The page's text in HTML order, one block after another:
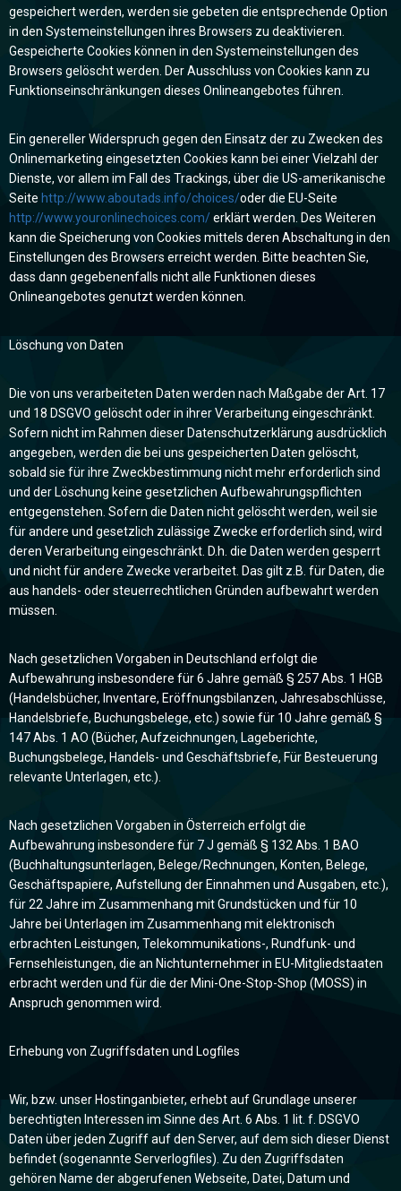
gespeichert werden, werden sie gebeten die entsprechende Option
in den Systemeinstellungen ihres Browsers zu deaktivieren.
Gespeicherte Cookies können in den Systemeinstellungen des
Browsers gelöscht werden. Der Ausschluss von Cookies kann zu
Funktionseinschränkungen dieses Onlineangebotes führen.
Ein genereller Widerspruch gegen den Einsatz der zu Zwecken des
Onlinemarketing eingesetzten Cookies kann bei einer Vielzahl der
Dienste, vor allem im Fall des Trackings, über die US-amerikanische
Seite http://www.aboutads.info/choices/oder die EU-Seite
http://www.youronlinechoices.com/erklärt werden. Des Weiteren
kann die Speicherung von Cookies mittels deren Abschaltung in den
Einstellungen des Browsers erreicht werden. Bitte beachten Sie,
dass dann gegebenenfalls nicht alle Funktionen dieses
Onlineangebotes genutzt werden können.
Löschung von Daten
Die von uns verarbeiteten Daten werden nach Maßgabe der Art. 17
und 18 DSGVO gelöscht oder in ihrer Verarbeitung eingeschränkt.
Sofern nicht im Rahmen dieser Datenschutzerklärung ausdrücklich
angegeben, werden die bei uns gespeicherten Daten gelöscht,
sobald sie für ihre Zweckbestimmung nicht mehr erforderlich sind
und der Löschung keine gesetzlichen Aufbewahrungspflichten
entgegenstehen. Sofern die Daten nicht gelöscht werden, weil sie
für andere und gesetzlich zulässige Zwecke erforderlich sind, wird
deren Verarbeitung eingeschränkt. D.h. die Daten werden gesperrt
und nicht für andere Zwecke verarbeitet. Das gilt z.B. für Daten, die
aus handels- oder steuerrechtlichen Gründen aufbewahrt werden
müssen.
Nach gesetzlichen Vorgaben in Deutschland erfolgt die
Aufbewahrung insbesondere für 6 Jahre gemäß § 257 Abs. 1 HGB
(Handelsbücher, Inventare, Eröffnungsbilanzen, Jahresabschlüsse,
Handelsbriefe, Buchungsbelege, etc.) sowie für 10 Jahre gemäß §
147 Abs. 1 AO (Bücher, Aufzeichnungen, Lageberichte,
Buchungsbelege, Handels- und Geschäftsbriefe, Für Besteuerung
relevante Unterlagen, etc.).
Nach gesetzlichen Vorgaben in Österreich erfolgt die
Aufbewahrung insbesondere für 7 J gemäß § 132 Abs. 1 BAO
(Buchhaltungsunterlagen, Belege/Rechnungen, Konten, Belege,
Geschäftspapiere, Aufstellung der Einnahmen und Ausgaben, etc.),
für 22 Jahre im Zusammenhang mit Grundstücken und für 10
Jahre bei Unterlagen im Zusammenhang mit elektronisch
erbrachten Leistungen, Telekommunikations-, Rundfunk- und
Fernsehleistungen, die an Nichtunternehmer in EU-Mitgliedstaaten
erbracht werden und für die der Mini-One-Stop-Shop (MOSS) in
Anspruch genommen wird.
Erhebung von Zugriffsdaten und Logfiles
Wir, bzw. unser Hostinganbieter, erhebt auf Grundlage unserer
berechtigten Interessen im Sinne des Art. 6 Abs. 1 lit. f. DSGVO
Daten über jeden Zugriff auf den Server, auf dem sich dieser Dienst
befindet (sogenannte Serverlogfiles). Zu den Zugriffsdaten
gehören Name der abgerufenen Webseite, Datei, Datum und